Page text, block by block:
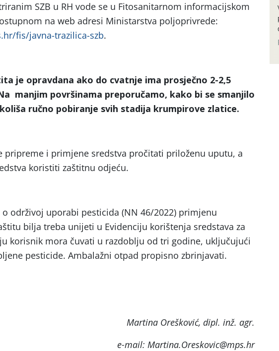
SZB u RH vode se u Fitosanitarnom informacijskom
na web adresi Ministarstva poljoprivrede:
fis/javna-trazilica-szb.
je opravdana ako do cvatnje ima prosječno 2-2,5
manjim površinama preporučamo, kako bi se smanjilo
ručno pobiranje svih stadija krumpirove zlatice.
pripreme i primjene sredstva pročitati priloženu uputu, a
koristiti zaštitnu odjeću.
o održivoj uporabi pesticida (NN 46/2022) primjenu
bilja treba unijeti u Evidenciju korištenja sredstava za
korisnik mora čuvati u razdoblju od tri godine, uključujući
pesticide. Ambalažni otpad propisno zbrinjavati.
Martina Orešković, dipl. inž. agr.
e-mail: Martina.Oreskovic@mps.hr